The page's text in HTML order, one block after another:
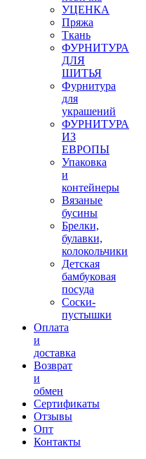
УЦЕНКА
Пряжа
Ткань
ФУРНИТУРА
ДЛЯ
ШИТЬЯ
Фурнитура
для
украшений
ФУРНИТУРА
ИЗ
ЕВРОПЫ
Упаковка
и
контейнеры
Вязаные
бусины
Брелки,
булавки,
колокольчики
Детская
бамбуковая
посуда
Соски-
пустышки
Оплата
и
доставка
Возврат
и
обмен
Сертификаты
Отзывы
Опт
Контакты